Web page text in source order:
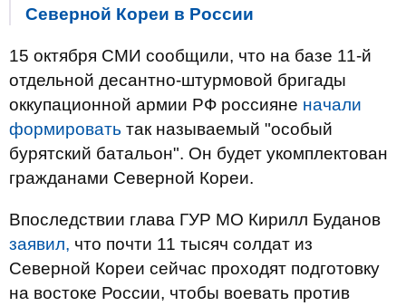
Северной Кореи в России
15 октября СМИ сообщили, что на базе 11-й
отдельной десантно-штурмовой бригады
оккупационной армии РФ россияне начали
формировать так называемый "особый
бурятский батальон". Он будет укомплектован
гражданами Северной Кореи.
Впоследствии глава ГУР МО Кирилл Буданов
заявил, что почти 11 тысяч солдат из
Северной Кореи сейчас проходят подготовку
на востоке России, чтобы воевать против